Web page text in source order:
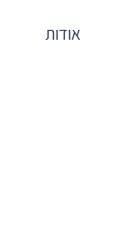
אודות